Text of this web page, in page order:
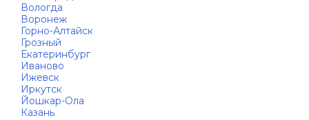
Вологда
Воронеж
Горно-Алтайск
Грозный
Екатеринбург
Иваново
Ижевск
Иркутск
Йошкар-Ола
Казань